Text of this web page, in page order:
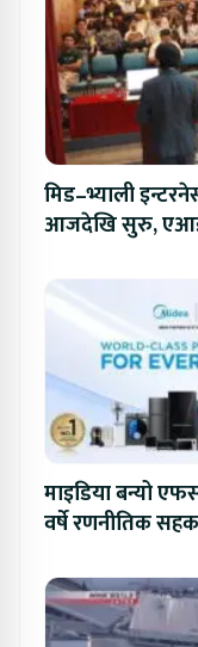
मिड–भ्याली
आजदेखि सुरु,
माइडिया बन्यो
वर्षे रणनीतिक